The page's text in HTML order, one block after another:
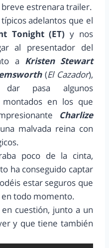
estrenara trailer.
adelantos que el
Tonight (ET) y nos
al presentador del
a Kristen Stewart
(El Cazador),
dar pasa algunos
en los que
Charlize
malvada reina con
poco de la cinta,
ha conseguido captar
estar seguros que
todo momento.
cuestión, junto a un
y que tiene también